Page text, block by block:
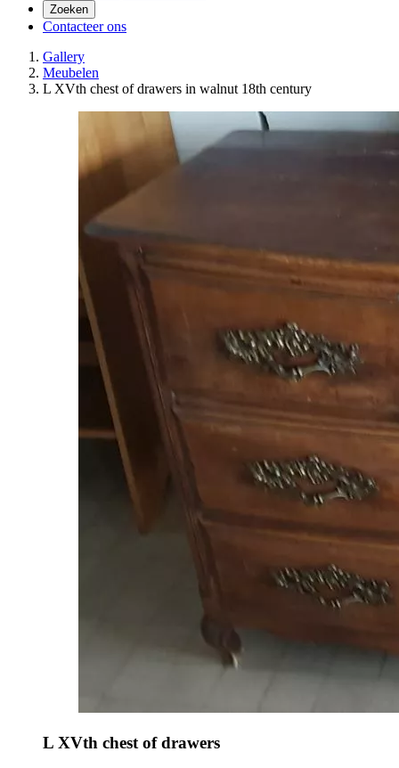
Zoeken
Contacteer ons
Gallery
Meubelen
L XVth chest of drawers in walnut 18th century
L XVth chest of drawers